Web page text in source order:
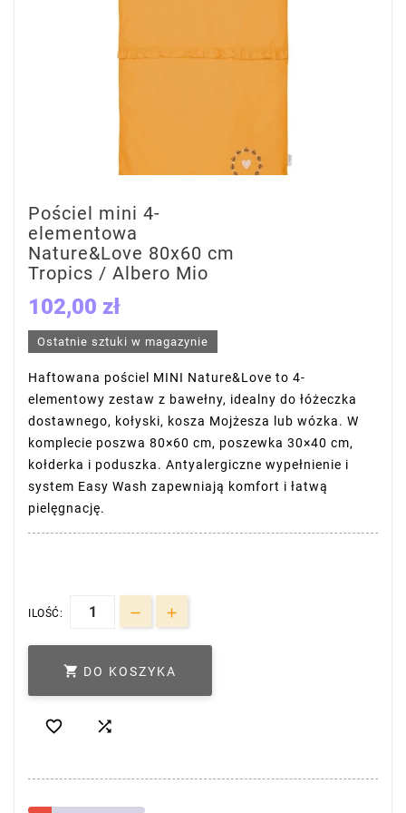
Pościel mini 4-
elementowa
Nature&Love 80x60 cm
Tropics / Albero Mio
102,00 zł
Ostatnie sztuki w magazynie
Haftowana pościel MINI Nature&Love to 4-
elementowy zestaw z bawełny, idealny do łóżeczka
dostawnego, kołyski, kosza Mojżesza lub wózka. W
komplecie poszwa 80×60 cm, poszewka 30×40 cm,
kołderka i poduszka. Antyalergiczne wypełnienie i
system Easy Wash zapewniają komfort i łatwą
pielęgnację.
ILOŚĆ:
 DO KOSZYKA
 